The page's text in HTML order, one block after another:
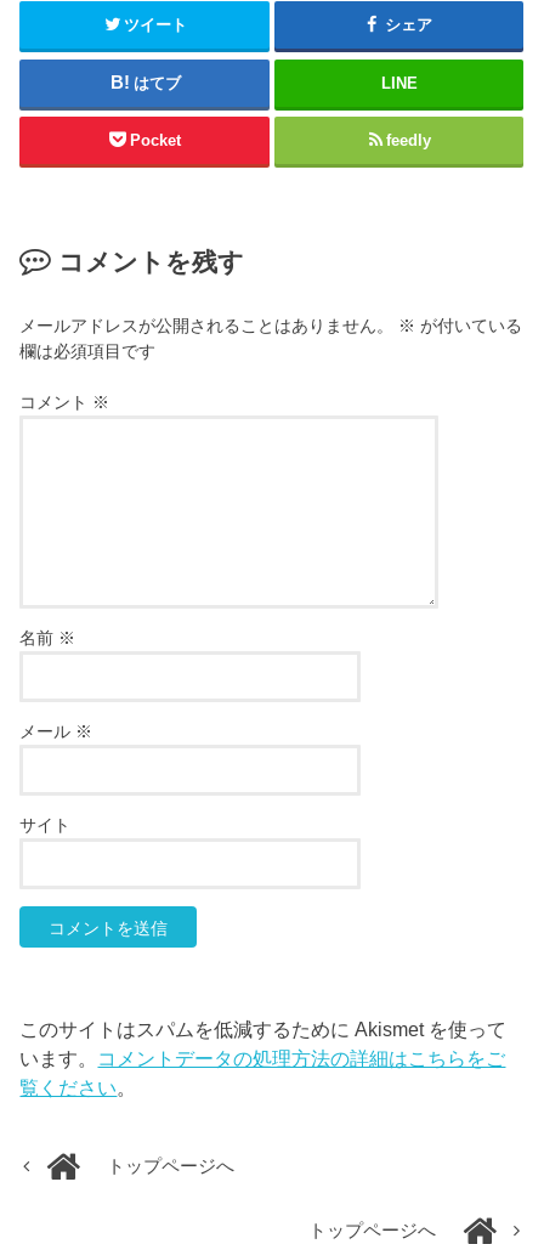
ツイート シェア
はてブ LINE
Pocket feedly
コメントを残す
メールアドレスが公開されることはありません。 ※ が付いている
欄は必須項目です
コメント ※
名前 ※
メール ※
サイト
このサイトはスパムを低減するために Akismet を使って
います。 コメントデータの処理方法の詳細はこちらをご
覧ください。
トップページへ
トップページへ